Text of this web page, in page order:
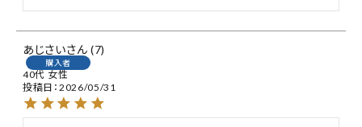
あじさい 7
購入者
40代 女性
投稿日 2026/05/31